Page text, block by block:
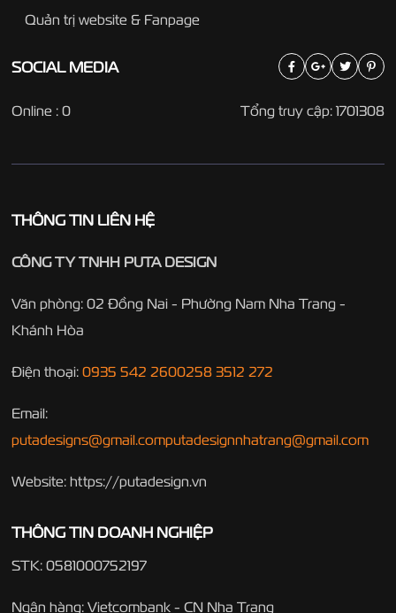
Quản trị website & Fanpage
SOCIAL MEDIA
Tổng truy cập: 1701308
Online : 0
THÔNG TIN LIÊN HỆ
CÔNG TY TNHH PUTA DESIGN
Văn phòng: 02 Đồng Nai - Phường Nam Nha Trang -
Khánh Hòa
Điện thoại: 0935 542 2600258 3512 272
Email:
putadesigns@gmail.computadesignnhatrang@gmail.com
Website: https://putadesign.vn
THÔNG TIN DOANH NGHIỆP
STK: 0581000752197
Ngân hàng: Vietcombank - CN Nha Trang